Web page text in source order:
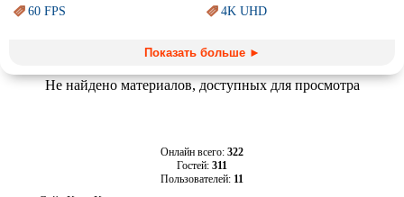
60 FPS 4K UHD
Marvel PIXAR
Антиутопия
Показать больше ►
Не найдено материалов, доступных для просмотра
Онлайн всего: 322
Гостей: 311
Пользователей: 11